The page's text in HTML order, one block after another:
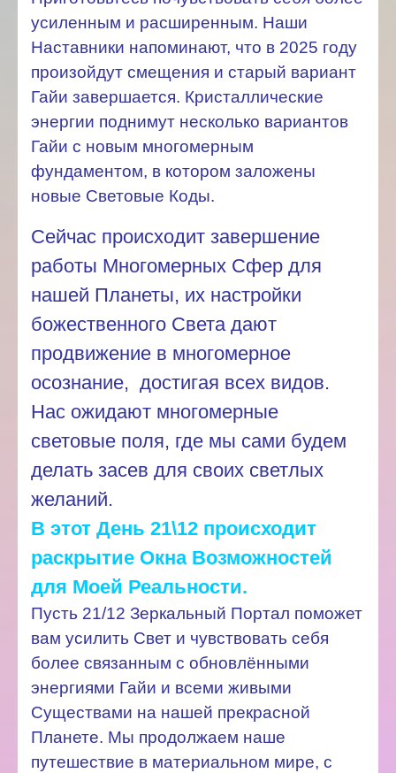
усиленным и расширенным. Наши
Наставники напоминают, что в 2025 году
произойдут смещения и старый вариант
Гайи завершается. Кристаллические
энергии поднимут несколько вариантов
Гайи с новым многомерным
фундаментом, в котором заложены
новые Световые Коды.
Сейчас происходит завершение
работы Многомерных Сфер для
нашей Планеты, их настройки
божественного Света дают
продвижение в многомерное
осознание, достигая всех видов.
Нас ожидают многомерные
световые поля, где мы сами будем
делать засев для своих светлых
желаний.
В этот День 21\12 происходит
раскрытие Окна Возможностей
для Моей Реальности.
Пусть 21/12 Зеркальный Портал поможет
вам усилить Свет и чувствовать себя
более связанным с обновлёнными
энергиями Гайи и всеми живыми
Существами на нашей прекрасной
Планете. Мы продолжаем наше
путешествие в материальном мире, с